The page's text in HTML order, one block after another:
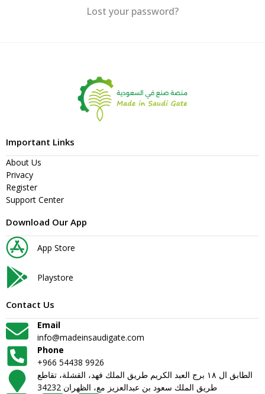
Lost your password?
Important Links
About Us
Privacy
Register
Support Center
Download Our App
App Store
Playstore
Contact Us
Email
info@madeinsaudigate.com
Phone
+966 54438 9926
الطابق ال ١٨ برج العبد الكريم طريق الملك فهد، القشلة، تقاطع
طريق الملك سعود بن عبدالعزيز مع، الظهران 34232